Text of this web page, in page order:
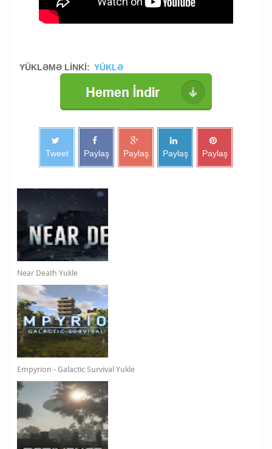
YÜKLƏMƏ LİNKİ: YÜKLƏ
Tweet Paylaş Paylaş Paylaş Paylaş
Near Death Yukle
Empyrion - Galactic Survival Yukle